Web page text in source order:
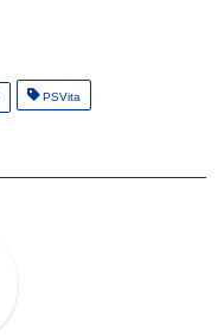
PSVita